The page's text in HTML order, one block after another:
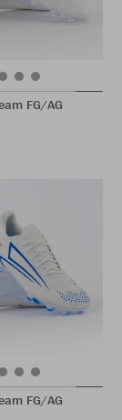
FG/AG
FG/AG